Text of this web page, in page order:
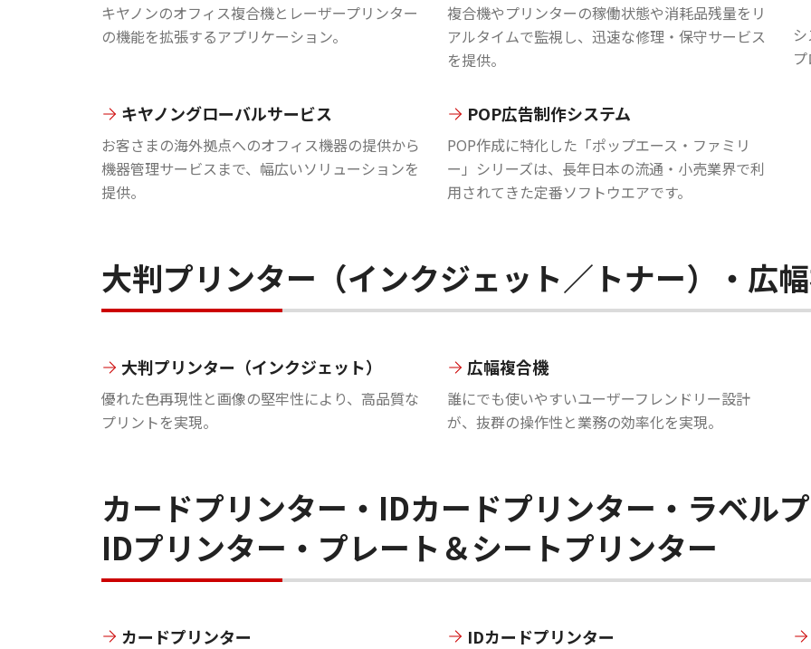
キヤノンのオフィス複合機とレーザープリンター
の機能を拡張するアプリケーション。
複合機やプリンターの稼働状態や消耗品残量をリ
アルタイムで監視し、迅速な修理・保守サービス
を提供。
キヤノングローバルサービス
お客さまの海外拠点へのオフィス機器の提供から
機器管理サービスまで、幅広いソリューションを
提供。
POP広告制作システム
POP作成に特化した「ポップエース・ファミリ
ー」シリーズは、長年日本の流通・小売業界で利
用されてきた定番ソフトウエアです。
大判プリンター（インクジェット／トナー）・広
大判プリンター（インクジェット）
優れた色再現性と画像の堅牢性により、高品質な
プリントを実現。
広幅複合機
誰にでも使いやすいユーザーフレンドリー設計
が、抜群の操作性と業務の効率化を実現。
カードプリンター・IDカードプリンター・ラベル
IDプリンター・プレート＆シートプリンター
カードプリンター IDカードプリンター